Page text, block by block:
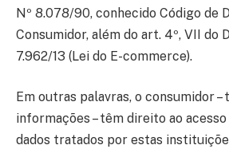
Nº 8.078/90, conhecido Código de
Consumidor, além do art. 4º, VII do
7.962/13 (Lei do E-commerce).
Em outras palavras, o consumidor –
informações – têm direito ao
dados tratados por estas